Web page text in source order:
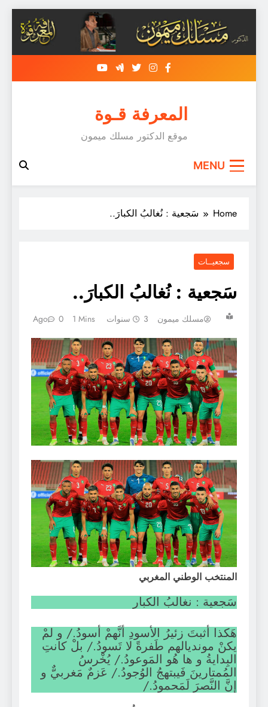
content
المعرفة قـوة
موقع الدكتور مسلك ميمون
MENU
Home سَجعية : نُغالبُ الكبارَ..
سجعيــات
سَجعية : نُغالبُ الكبارَ..
مسلك ميمون 3 سنوات Ago 0 1 Mins
المنتخب الوطني المغربي
سَجعية : نغالبُ الكبار
هَكذا أثبتَ زئيرُ الأسودِ أنَّهمْ أسودُ./ و لمْ
يكنْ مونديالهم طَفرةً لا تَسودُ./ بلْ كانتِ
البِدايةُ و ها هُو المَوعودُ./ يُخْرسُ
المُمتارينَ فَيبتهجُ الوُجودُ./ عَزمٌ مَغربيٌّ و
إنَّ النَّصرَ لَمَحمودُ./